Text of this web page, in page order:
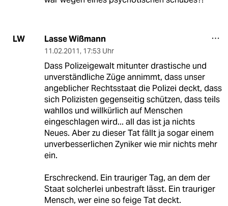
LW Lasse Wißmann
11.02.2011, 17:53 Uhr
Dass Polizeigewalt mitunter drastische und
unverständliche Züge annimmt, dass unser
angeblicher Rechtsstaat die Polizei deckt, dass
sich Polizisten gegenseitig schützen, dass teils
wahllos und willkürlich auf Menschen
eingeschlagen wird... all das ist ja nichts
Neues. Aber zu dieser Tat fällt ja sogar einem
unverbesserlichen Zyniker wie mir nichts mehr
ein.
Erschreckend. Ein trauriger Tag, an dem der
Staat solcherlei unbestraft lässt. Ein trauriger
Mensch, wer eine so feige Tat deckt.